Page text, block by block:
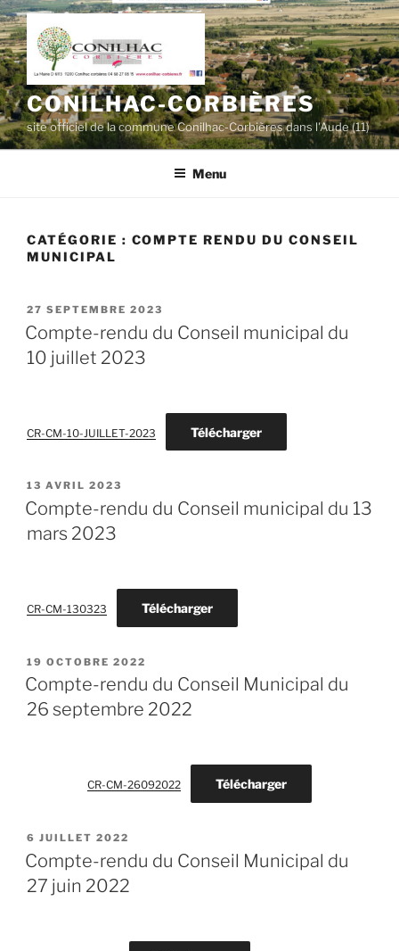
Aller
au
contenu
principal
CONILHAC-CORBIÈRES
site officiel de la commune Conilhac-Corbières dans l'Aude (11)
Menu
CATÉGORIE : COMPTE RENDU DU CONSEIL
MUNICIPAL
PUBLIÉ
LE
27 SEPTEMBRE 2023
Compte-rendu du Conseil municipal du
10 juillet 2023
CR-CM-10-JUILLET-2023 Télécharger
PUBLIÉ
LE
13 AVRIL 2023
Compte-rendu du Conseil municipal du 13
mars 2023
CR-CM-130323 Télécharger
PUBLIÉ
LE
19 OCTOBRE 2022
Compte-rendu du Conseil Municipal du
26 septembre 2022
CR-CM-26092022 Télécharger
PUBLIÉ
LE
6 JUILLET 2022
Compte-rendu du Conseil Municipal du
27 juin 2022